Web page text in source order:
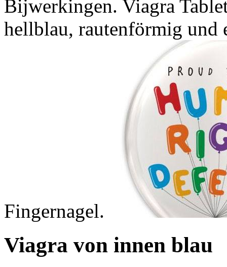
Bijwerkingen. Viagra
hellblau, rautenförmig und
Fingernagel.
Viagra von innen blau